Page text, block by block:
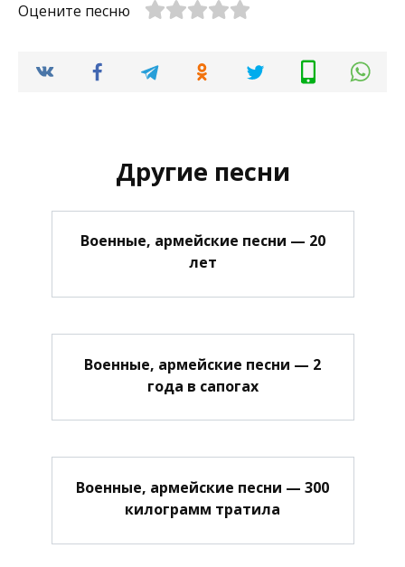
Оцените песню
Другие песни
Военные, армейские песни — 20
лет
Военные, армейские песни — 2
года в сапогах
Военные, армейские песни — 300
килограмм тратила